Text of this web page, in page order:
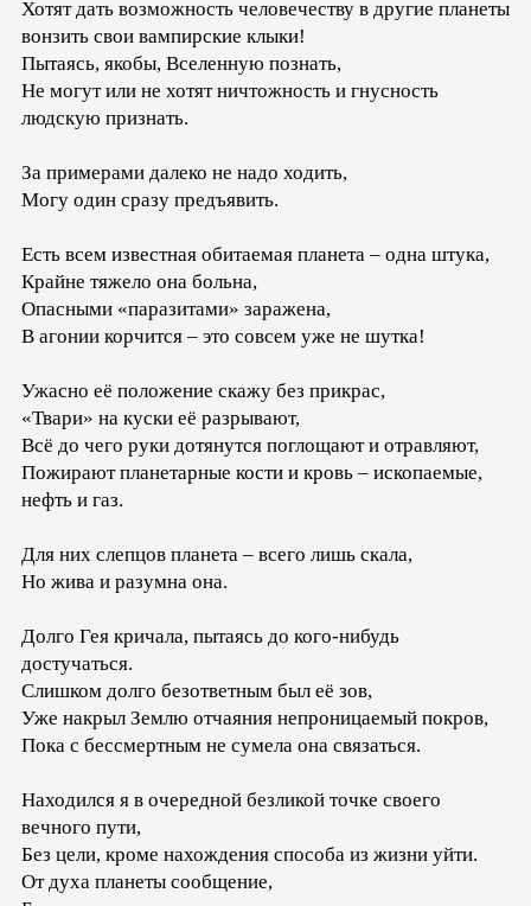
Хотят дать возможность человечеству в другие планеты
вонзить свои вампирские клыки!
Пытаясь, якобы, Вселенную познать,
Не могут или не хотят ничтожность и гнусность
людскую признать.
За примерами далеко не надо ходить,
Могу один сразу предъявить.
Есть всем известная обитаемая планета – одна штука,
Крайне тяжело она больна,
Опасными «паразитами» заражена,
В агонии корчится – это совсем уже не шутка!
Ужасно её положение скажу без прикрас,
«Твари» на куски её разрывают,
Всё до чего руки дотянутся поглощают и отравляют,
Пожирают планетарные кости и кровь – ископаемые,
нефть и газ.
Для них слепцов планета – всего лишь скала,
Но жива и разумна она.
Долго Гея кричала, пытаясь до кого-нибудь
достучаться.
Cлишком долго безответным был её зов,
Уже накрыл Землю отчаяния непроницаемый покров,
Пока с бессмертным не сумела она связаться.
Находился я в очередной безликой точке своего
вечного пути,
Без цели, кроме нахождения способа из жизни уйти.
От духа планеты сообщение,